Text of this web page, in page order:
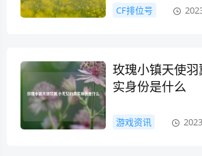
CF排位号
玫瑰小镇天使
实身份是什么
游戏资讯